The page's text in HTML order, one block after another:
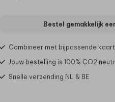
Bestel gemakkelijk
Combineer met bijpassende
Jouw bestelling is 100% CO2
Snelle verzending NL & BE